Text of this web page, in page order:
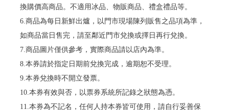
換購價高商品。不適用冰品、物販商品、禮盒禮品等。
6.商品為每日新鮮出爐，以門市現場陳列販售之品項為準，
如商品當日售完，請至鄰近門市兌換或擇日再行兌換。
7.商品圖片僅供參考，實際商品請以店內為準。
8.本券請於指定日期前兌換完成，逾期恕不受理。
9.本券兌換時不開立發票。
10.本券有效與否，以票券系統所記錄之狀態為憑。
11.本券為不記名，任何人持本券皆可使用，請自行妥善保